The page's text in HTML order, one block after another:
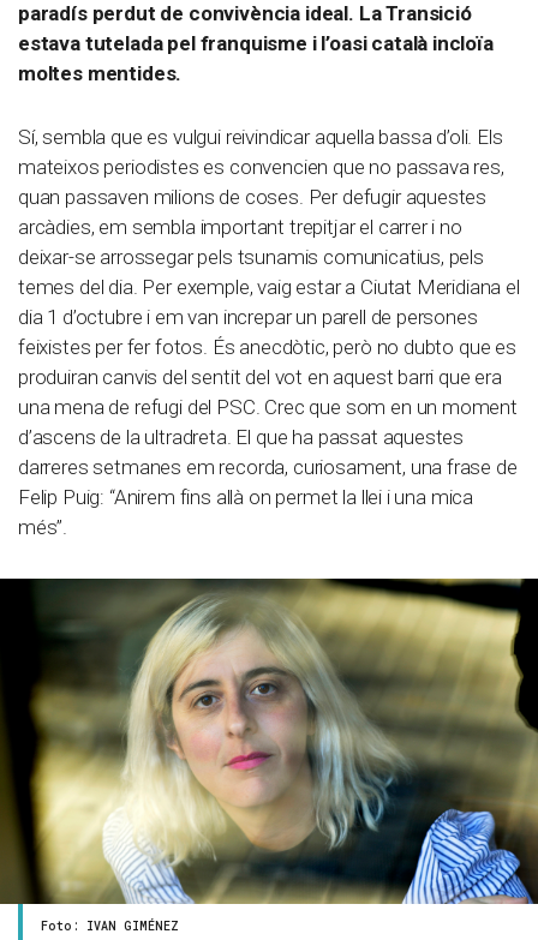
paradís perdut de convivència ideal. La Transició
estava tutelada pel franquisme i l’oasi català incloïa
moltes mentides.
Sí, sembla que es vulgui reivindicar aquella bassa d’oli. Els
mateixos periodistes es convencien que no passava res,
quan passaven milions de coses. Per defugir aquestes
arcàdies, em sembla important trepitjar el carrer i no
deixar-se arrossegar pels tsunamis comunicatius, pels
temes del dia. Per exemple, vaig estar a Ciutat Meridiana el
dia 1 d’octubre i em van increpar un parell de persones
feixistes per fer fotos. És anecdòtic, però no dubto que es
produiran canvis del sentit del vot en aquest barri que era
una mena de refugi del PSC. Crec que som en un moment
d’ascens de la ultradreta. El que ha passat aquestes
darreres setmanes em recorda, curiosament, una frase de
Felip Puig: “Anirem fins allà on permet la llei i una mica
més”.
Foto: IVAN GIMÉNEZ